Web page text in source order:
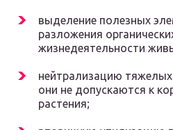
выделение полезных
разложения
жизнедеятельности
нейтрализацию
они не допускаются к
растения;